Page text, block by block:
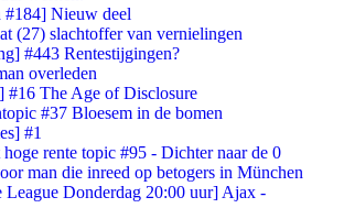
#184] Nieuw deel
(27) slachtoffer van vernielingen
#443 Rentestijgingen?
overleden
The Age of Disclosure
#37 Bloesem in de bomen
#1
rente topic #95 - Dichter naar de 0
man die inreed op betogers in München
League Donderdag 20:00 uur] Ajax -